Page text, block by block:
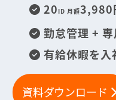
20 ID 月額3,980
勤怠管理 +
有給休暇を入
資料ダウンロード